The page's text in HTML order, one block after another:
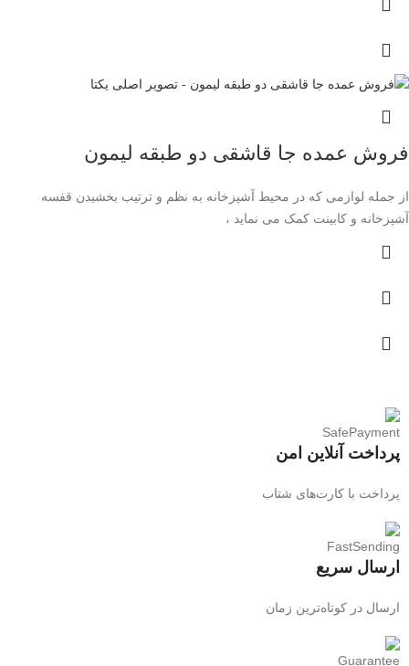
فروش عمده جا قاشقی دو طبقه لیمون
از جمله لوازمی که در محیط آشپزخانه به نظم و ترتیب بخشیدن قفسه
آشپزخانه و کابینت کمک می نماید ،
پرداخت آنلاین امن
پرداخت با کارت‌های شتاب
ارسال سریع
ارسال در کوتاه‌ترین زمان